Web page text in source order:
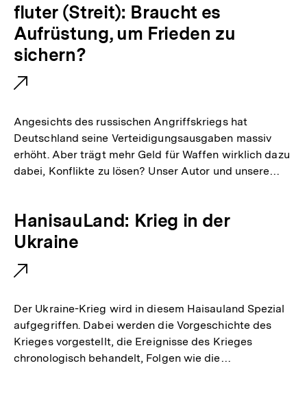
n
k
:
E
x
t
e
r
n
e
r
L
n
k
:
fluter (Streit): Braucht es
Aufrüstung, um Frieden zu
sichern?
Angesichts des russischen Angriffskriegs hat
Deutschland seine Verteidigungsausgaben massiv
erhöht. Aber trägt mehr Geld für Waffen wirklich dazu
dabei, Konflikte zu lösen? Unser Autor und unsere…
E
x
t
e
r
n
e
r
HanisauLand: Krieg in der
Ukraine
Der Ukraine-Krieg wird in diesem Haisauland Spezial
aufgegriffen. Dabei werden die Vorgeschichte des
Krieges vorgestellt, die Ereignisse des Krieges
chronologisch behandelt, Folgen wie die…